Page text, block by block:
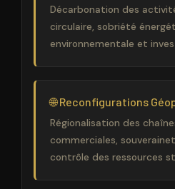
Décarbonation des
circulaire, sobriété
environnementale et
🌐 Reconfigurations
Régionalisation des
commerciales,
contrôle des ressources